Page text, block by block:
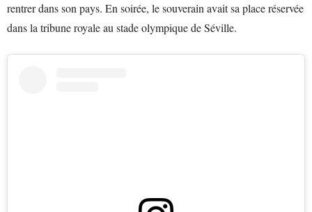
rentrer dans son pays. En soirée, le souverain avait sa place réservée
dans la tribune royale au stade olympique de Séville.